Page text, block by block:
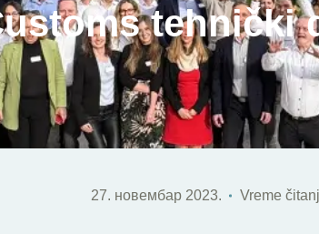
tehnički
27. новембар 2023. Vreme